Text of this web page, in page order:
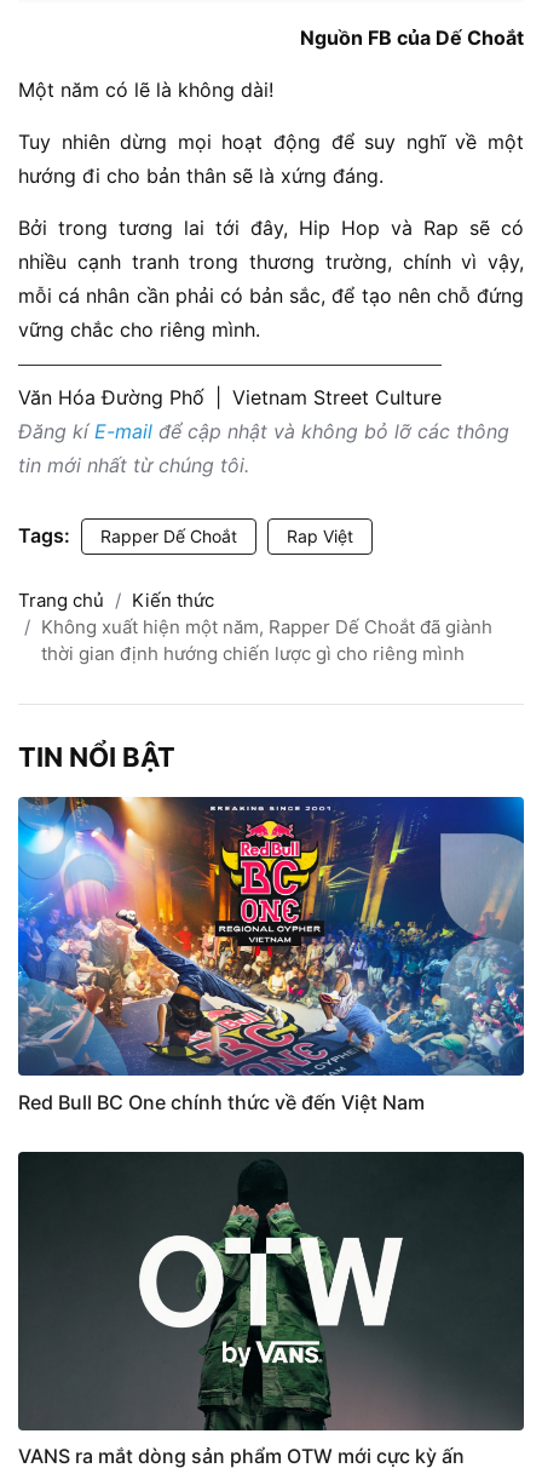
Nguồn FB của Dế Choắt
Một năm có lẽ là không dài!
Tuy nhiên dừng mọi hoạt động để suy nghĩ về một
hướng đi cho bản thân sẽ là xứng đáng.
Bởi trong tương lai tới đây, Hip Hop và Rap sẽ có
nhiều cạnh tranh trong thương trường, chính vì vậy,
mỗi cá nhân cần phải có bản sắc, để tạo nên chỗ đứng
vững chắc cho riêng mình.
Văn Hóa Đường Phố
Vietnam Street Culture
Đăng kíE-mail để cập nhật và không bỏ lỡ các thông
tin mới nhất từ chúng tôi.
Tags: Rapper Dế Choắt Rap Việt
Trang chủ
Kiến thức
Không xuất hiện một năm, Rapper Dế Choắt đã giành
thời gian định hướng chiến lược gì cho riêng mình
TIN NỔI BẬT
Red Bull BC One chính thức về đến Việt Nam
VANS ra mắt dòng sản phẩm OTW mới cực kỳ ấn